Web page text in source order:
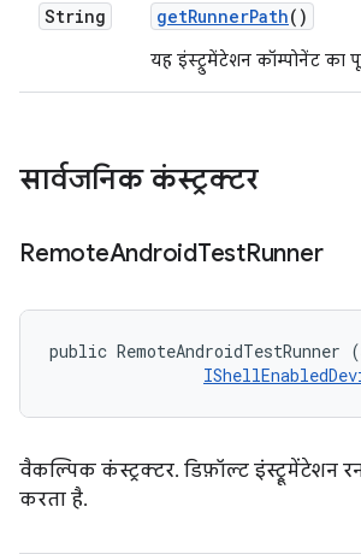
String getRunnerPath()
यह इंस्ट्रुमेंटेशन कॉम्पोनेंट का
सार्वजनिक कंस्ट्रक्टर
RemoteAndroidTestRunner
public RemoteAndroidTestRunner
वैकल्पिक कंस्ट्रक्टर. डिफ़ॉल्ट इंस्ट्रूमेंटेशन
करता है.